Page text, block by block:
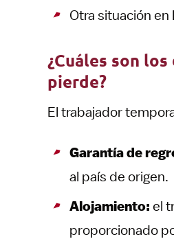
Otra situación
¿Cuáles son
pierde?
El trabajador
Garantía de
al país de origen.
Alojamiento: el
proporcionado